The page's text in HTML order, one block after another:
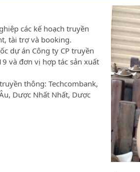
các kế hoạch truyền
tài trợ và booking.
dự án Công ty CP truyền
và đơn vị hợp tác sản xuất
thông: Techcombank,
Dược Nhất Nhất, Dược